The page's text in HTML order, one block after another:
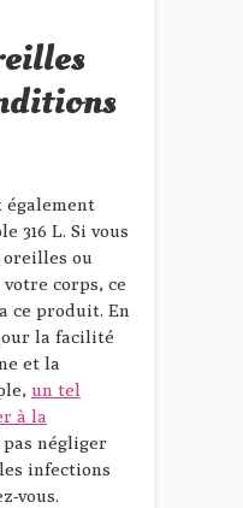
également
316 L. Si vous
oreilles ou
corps, ce
ce produit. En
la facilité
et la
un tel
à la
négliger
infections
vous.